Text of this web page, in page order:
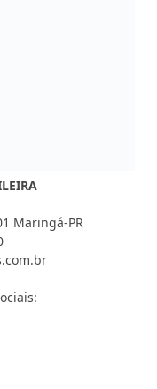
Maringá-PR